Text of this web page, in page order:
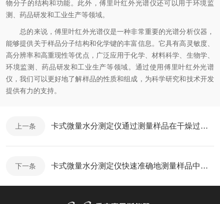
物分子的结构和功能。此外，傅里叶红外光谱仪还可以用于环境监
测、药品研发和工业生产等领域。
总的来说，傅里叶红外光谱仪是一种非常重要的光谱分析仪器，
能够提供关于样品分子结构和化学键的丰富信息。它具有高灵敏度、
高分辨率和高重现性等优点，广泛应用于化学、材料科学、生物学、
环境监测、药品研发和工业生产等领域。通过使用傅里叶红外光谱
仪，我们可以更好地了解样品的性质和组成，为科学研究和技术开发
提供有力的支持。
上一条 卡式微量水分测定仪通过测量样品在干燥过程中消耗的热量来确定水分含量
下一条 卡式微量水分测定仪快速准确地测量样品中的水分含量